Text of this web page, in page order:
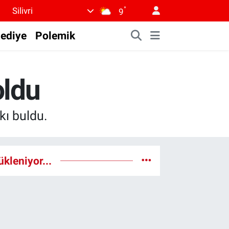
Silivri 9°
Polemik
buldu.